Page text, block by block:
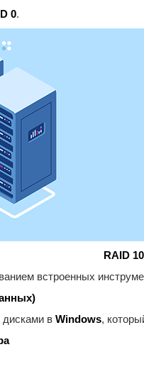
0.
RAID
встроенных
в Windows,